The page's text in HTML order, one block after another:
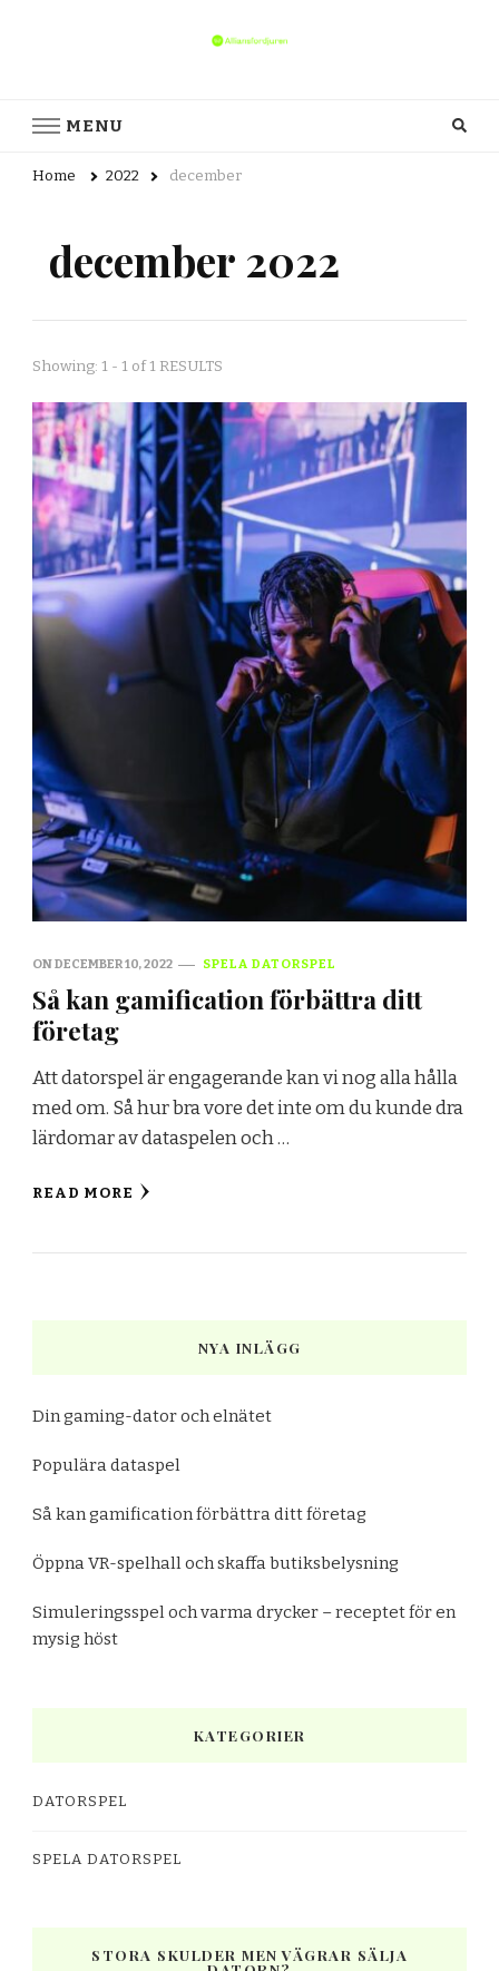
MENU
Home 2022 december
december 2022
Showing: 1 - 1 of 1 RESULTS
ONDECEMBER 10, 2022 SPELA DATORSPEL
Så kan gamification förbättra ditt
företag
Att datorspel är engagerande kan vi nog alla hålla
med om. Så hur bra vore det inte om du kunde dra
lärdomar av dataspelen och …
READ MORE
NYA INLÄGG
Din gaming-dator och elnätet
Populära dataspel
Så kan gamification förbättra ditt företag
Öppna VR-spelhall och skaffa butiksbelysning
Simuleringsspel och varma drycker – receptet för en
mysig höst
KATEGORIER
DATORSPEL
SPELA DATORSPEL
STORA SKULDER MEN VÄGRAR SÄLJA